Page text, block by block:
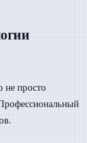
не просто